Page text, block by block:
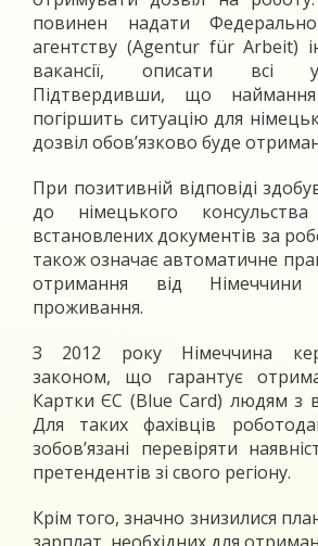
повинен надати
агентству (Agentur für Arbeit)
вакансії, описати всі
Підтвердивши, що
погіршить ситуацію для
дозвіл обов’язково буде
При позитивній відповіді
до німецького
встановлених документів за
також означає автоматичне
отримання від
проживання.
З 2012 року Німеччина
законом, що гарантує
Картки ЄС (Blue Card) людям з
Для таких фахівців
зобов’язані перевіряти
претендентів зі свого регіону.
Крім того, значно знизилися